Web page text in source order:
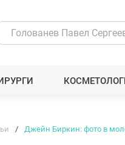
Джейн Биркин: фото в